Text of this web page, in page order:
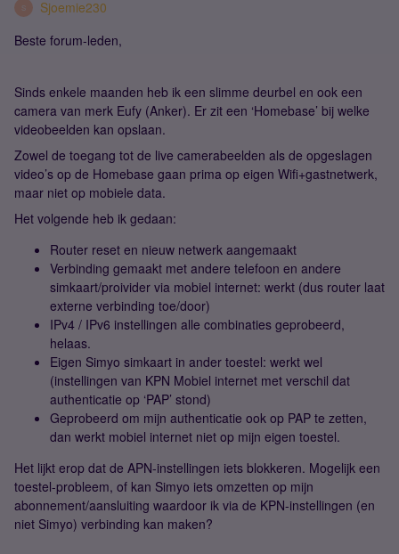
S
Sjoemie230
Beste forum-leden,
Sinds enkele maanden heb ik een slimme deurbel en ook een
camera van merk Eufy (Anker). Er zit een ‘Homebase’ bij welke
videobeelden kan opslaan.
Zowel de toegang tot de live camerabeelden als de opgeslagen
video’s op de Homebase gaan prima op eigen Wifi+gastnetwerk,
maar niet op mobiele data.
Het volgende heb ik gedaan:
Router reset en nieuw netwerk aangemaakt
Verbinding gemaakt met andere telefoon en andere
simkaart/proivider via mobiel internet: werkt (dus router laat
externe verbinding toe/door)
IPv4 / IPv6 instellingen alle combinaties geprobeerd,
helaas.
Eigen Simyo simkaart in ander toestel: werkt wel
(instellingen van KPN Mobiel internet met verschil dat
authenticatie op ‘PAP’ stond)
Geprobeerd om mijn authenticatie ook op PAP te zetten,
dan werkt mobiel internet niet op mijn eigen toestel.
Het lijkt erop dat de APN-instellingen iets blokkeren. Mogelijk een
toestel-probleem, of kan Simyo iets omzetten op mijn
abonnement/aansluiting waardoor ik via de KPN-instellingen (en
niet Simyo) verbinding kan maken?